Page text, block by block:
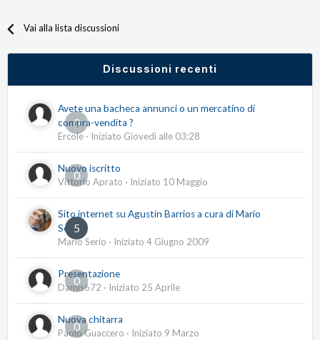
Vai alla lista discussioni
Discussioni recenti
0
Avete una bacheca annunci o un mercatino di
compra-vendita ?
Ercole · Iniziato Giovedì alle 03:28
0
Nuovo iscritto
Vittorio Aprato · Iniziato 10 Maggio
5
Sito internet su Agustín Barrios a cura di Mario
Serio
Mario Serio · Iniziato 4 Giugno 2009
0
Presentazione
Damis672 · Iniziato 25 Aprile
0
Nuova chitarra
Paolo Guaccero · Iniziato 9 Marzo